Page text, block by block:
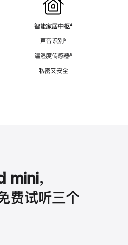
智能家居中枢脚
⁴
声音识别脚
⁵
温湿度传感器脚
⁶
私密又安全
mini，
费试听三个